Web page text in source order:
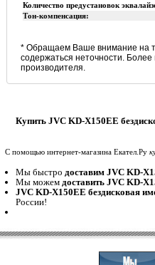
Количество предустановок
Тон-компенсация:
* Обращаем Ваше внимание на
содержаться неточности.
производителя.
Купить JVC KD-X150EE
С помощью интернет-магазина Екател.Ру
Мы быстро доставим JVC KD-
Мы можем доставить JVC KD-
JVC KD-X150EE бездисковая
России!